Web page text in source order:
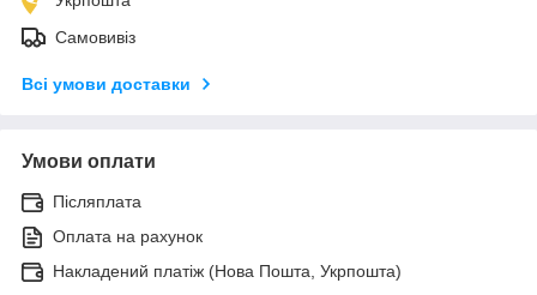
Самовивіз
Всі умови доставки
Умови оплати
Післяплата
Оплата на рахунок
Накладений платіж (Нова Пошта, Укрпошта)